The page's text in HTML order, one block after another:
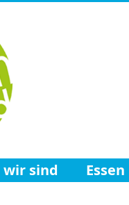
wir sind Essen